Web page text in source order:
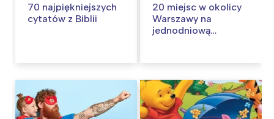
70 najpiękniejszych
cytatów z Biblii
20 miejsc w okolicy
Warszawy na
jednodniową